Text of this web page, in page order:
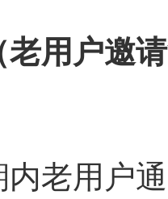
老用户邀
内老用户